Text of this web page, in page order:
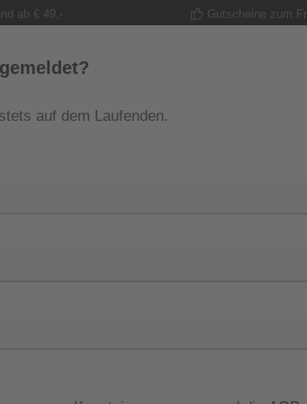
ab € 49,- Gutscheine zum
auf dem Laufenden.